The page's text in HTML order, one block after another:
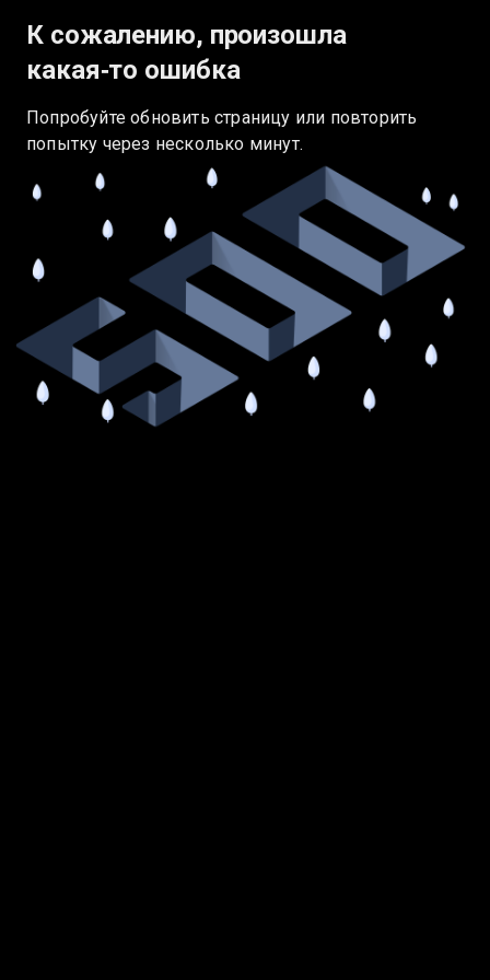
К сожалению, произошла
какая‑то ошибка
Попробуйте обновить страницу или повторить
попытку через несколько минут.